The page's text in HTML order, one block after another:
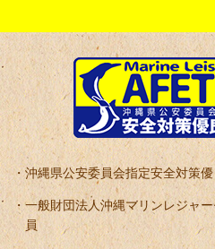
沖縄県公安委員会指定安全対策
一般財団法人沖縄マリンレジャ
員